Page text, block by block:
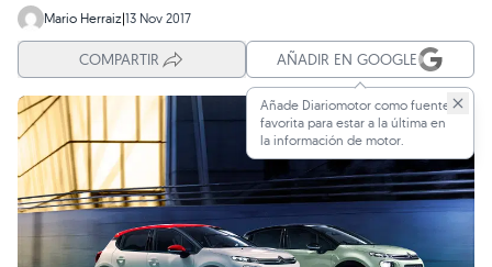
Mario Herraiz|13 Nov 2017
COMPARTIR AÑADIR EN GOOGLE
Añade Diariomotor como fuente
favorita para estar a la última en
la información de motor.